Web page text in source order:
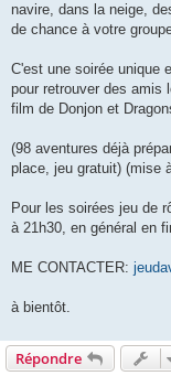
navire, dans la neige,
de chance à votre
C'est une soirée unique
pour retrouver des amis
film de Donjon et
(98 aventures déjà
place, jeu gratuit) (mise
Pour les soirées jeu de
à 21h30, en général en
ME CONTACTER:
à bientôt.
Répondre